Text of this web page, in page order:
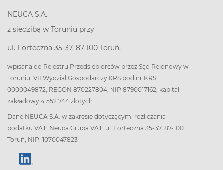
NEUCA S.A.
z siedzibą w Toruniu przy
ul. Forteczna 35-37, 87-100 Toruń,
wpisana do Rejestru Przedsiębiorców przez Sąd Rejonowy w
Toruniu, VII Wydział Gospodarczy KRS pod nr KRS:
0000049872, REGON 870227804, NIP 8790017162, kapitał
zakładowy 4 552 744 złotych.
Dane NEUCA S.A. w zakresie dotyczącym: rozliczania
podatku VAT: Neuca Grupa VAT, ul. Forteczna 35-37, 87-100
Toruń, NIP: 1070047823